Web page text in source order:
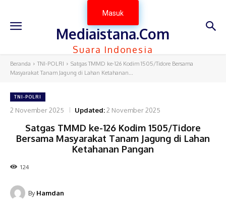
Masuk
Mediaistana.Com
Suara Indonesia
Beranda TNI-POLRI
Satgas TMMD ke-126 Kodim 1505/Tidore Bersama
Masyarakat Tanam Jagung di Lahan Ketahanan...
TNI-POLRI
2 November 2025 Updated:2 November 2025
Satgas TMMD ke-126 Kodim 1505/Tidore
Bersama Masyarakat Tanam Jagung di Lahan
Ketahanan Pangan
124
By Hamdan